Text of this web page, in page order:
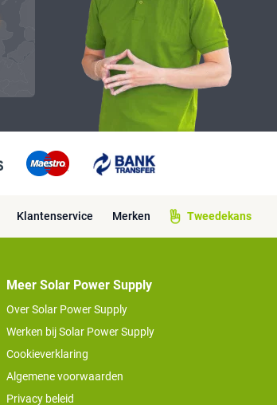
Klantenservice Merken Tweedekans
Meer Solar Power Supply
Over Solar Power Supply
Werken bij Solar Power Supply
Cookieverklaring
Algemene voorwaarden
Privacy beleid